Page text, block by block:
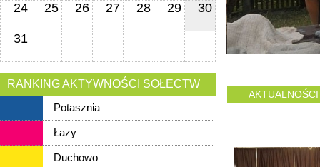
24 25 26 27 28 29 30
31
RANKING AKTYWNOŚCI SOŁECTW
Potasznia
Łazy
Duchowo
AKTUALNOŚCI